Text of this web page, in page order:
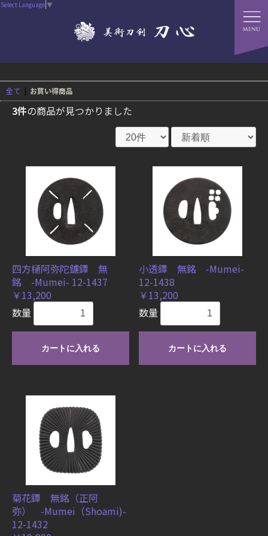
Select Language ▼
全て | お買い得商品
3件の商品が見つかりました
四方樋阿弥陀鑢鐔 無
銘 -Mumei- 12-1437
￥13,200
数量
カートに入れる
小透鐔 無銘 -Mumei-
12-1438
￥13,200
数量
カートに入れる
菊花鐔 無銘（正阿
弥） -Mumei（Shoami)-
12-1432